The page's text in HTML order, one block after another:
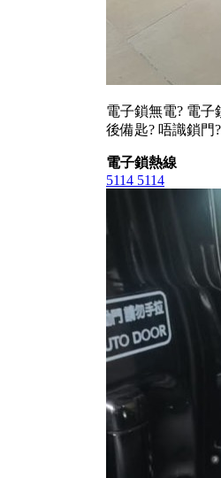
電子鎖無電? 電子
後備匙? 唔識鎖門?
電子鎖熱線
5114 5114